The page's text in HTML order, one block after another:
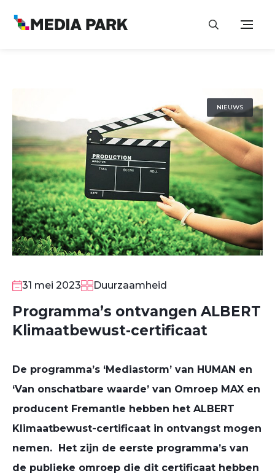
NIEUWS
31 mei 2023 Duurzaamheid
Programma’s ontvangen ALBERT
Klimaatbewust-certificaat
De programma’s ‘Mediastorm’ van HUMAN en
‘Van onschatbare waarde’ van Omroep MAX en
producent Fremantle hebben het ALBERT
Klimaatbewust-certificaat in ontvangst mogen
nemen. Het zijn de eerste programma’s van
de publieke omroep die dit certificaat hebben